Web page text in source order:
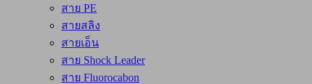
สาย PE
สายสลิง
สายเอ็น
สาย Shock Leader
สาย Fluorocabon